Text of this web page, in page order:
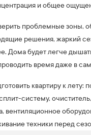
и общее
проблемные зоны,
решения, жаркий
Дома будет легче
время даже в
квартиру к лету:
систему,
вентиляционное
техники перед